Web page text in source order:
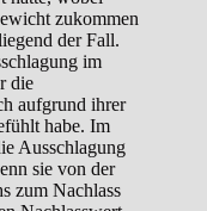
zukommen
der Fall.
im
die
aufgrund ihrer
habe. Im
Ausschlagung
sie von der
zum Nachlass